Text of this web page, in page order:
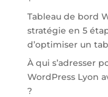
Tableau de bord
stratégie en 5
d’optimiser un
À qui s’adresser
WordPress Lyon
?